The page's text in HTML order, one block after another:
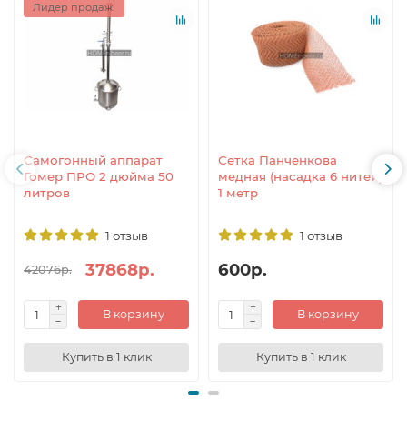
Лидер продаж!
Самогонный аппарат
Гомер ПРО 2 дюйма 50
литров
1 отзыв
42076р. 37868р.
В корзину
Купить в 1 клик
Сетка Панченкова
медная (насадка 6 нитей)
1 метр
1 отзыв
600р.
В корзину
Купить в 1 клик